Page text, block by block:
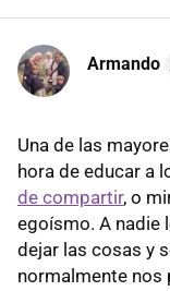
Armando
Una de las
hora de educar a
de compartir, o
egoísmo. A nadie
dejar las cosas y
normalmente nos